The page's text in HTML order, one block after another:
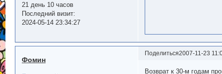
21 день 10 часов
Последний визит:
2024-05-14 23:34:27
Поделиться2007-11-23
Фомин
Возврат к 30-м годам